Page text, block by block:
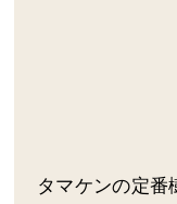
タマケンの定番